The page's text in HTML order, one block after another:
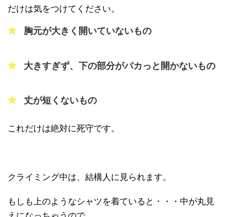
だけは気をつけてください。
胸元が大きく開いていないもの
大きすぎず、下の部分がパカっと開かないもの
丈が短くないもの
これだけは絶対に死守です。
クライミング中は、結構人に見られます。
もしも上のようなシャツを着ていると・・・中が丸見